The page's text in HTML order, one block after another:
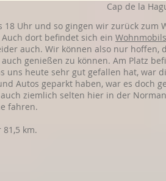
Cap de la
18 Uhr und so gingen wir zurück zum
Auch dort befindet sich ein
auch. Wir können also nur hoffen,
genießen zu können. Am Platz
uns heute sehr gut gefallen hat, war
Autos geparkt haben, war es doch
ziemlich selten hier in der
fahren.
km.